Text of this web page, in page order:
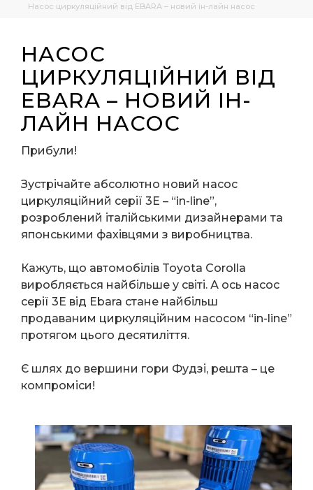
Насос циркуляційний від EBARA – новий ін-лайн насос
НАСОС
ЦИРКУЛЯЦІЙНИЙ ВІД
EBARA – НОВИЙ ІН-
ЛАЙН НАСОС
Прибули!
Зустрічайте абсолютно новий насос
циркуляційний серії 3E – “in-line”,
розроблений італійськими дизайнерами та
японськими фахівцями з виробництва.
Кажуть, що автомобілів Toyota Corolla
виробляється найбільше у світі. А ось насос
серії 3E від Ebara стане найбільш
продаваним циркуляційним насосом “in-line”
протягом цього десятиліття.
Є шлях до вершини гори Фудзі, решта – це
компроміси!